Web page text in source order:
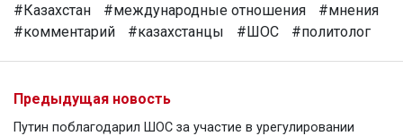
#Казахстан #международные отношения
#мнения
#комментарий
#казахстанцы #ШОС #политолог
Предыдущая новость
Путин поблагодарил ШОС за участие в урегулировании